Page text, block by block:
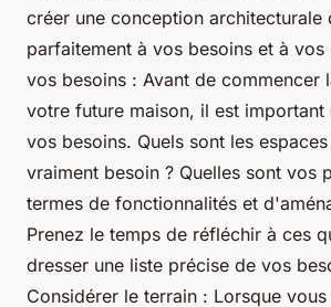
créer une conception architecturale
parfaitement à vos besoins et à vos
vos besoins : Avant de commencer
votre future maison, il est
vos besoins. Quels sont les
vraiment besoin ? Quelles sont vos
termes de fonctionnalités et
Prenez le temps de réfléchir à ces
dresser une liste précise de vos
Considérer le terrain : Lorsque